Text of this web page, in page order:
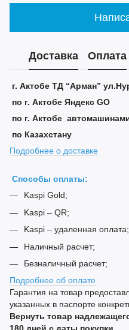
Доставка Оплата
г. Актобе ТД “Арман”
по г. Актобе Яндекс GO
по г. Актобе
по Казахстану
Подробнее о доставке
Способы оплаты:
Kaspi Gold;
Kaspi – QR;
Kaspi – удаленная оплата;
Наличный расчет;
Безналичный расчет;
Подробнее об оплате
Гарантия на товар
указанных в паспорте
Вернуть товар